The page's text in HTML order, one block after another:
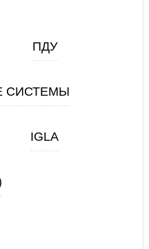
ПДУ
СИСТЕМЫ
IGLA